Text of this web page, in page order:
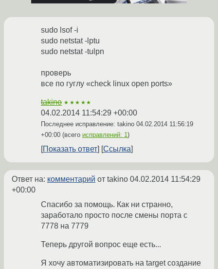
sudo lsof -i
sudo netstat -lptu
sudo netstat -tulpn
проверь
все по гуглу «check linux open ports»
takino ★★★★★
04.02.2014 11:54:29 +00:00
Последнее исправление: takino 04.02.2014 11:56:19
+00:00 (всего исправлений: 1)
Показать ответ Ссылка
Ответ на: комментарий от takino 04.02.2014 11:54:29
+00:00
Спасибо за помощь. Как ни странно,
заработало просто после смены порта c
7778 на 7779
Теперь другой вопрос еще есть...
Я хочу автоматизировать на target создание